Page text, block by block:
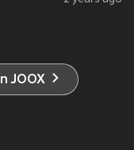
JOOX